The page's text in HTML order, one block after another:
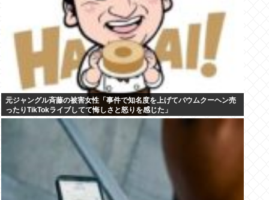
元ジャングル斉藤の被害女性「事件で知名度を上げてバウムクーヘン売
ったりTikTokライブしてて悔しさと怒りを感じた」